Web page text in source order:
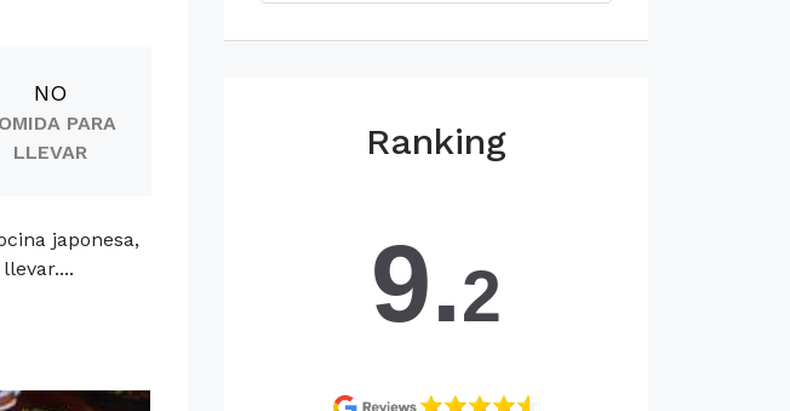
NO
PARA
LLEVAR
japonesa,
Ranking
9.2